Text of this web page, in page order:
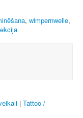
, wimpernwelle,
| Tattoo /